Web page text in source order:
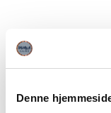
Denne